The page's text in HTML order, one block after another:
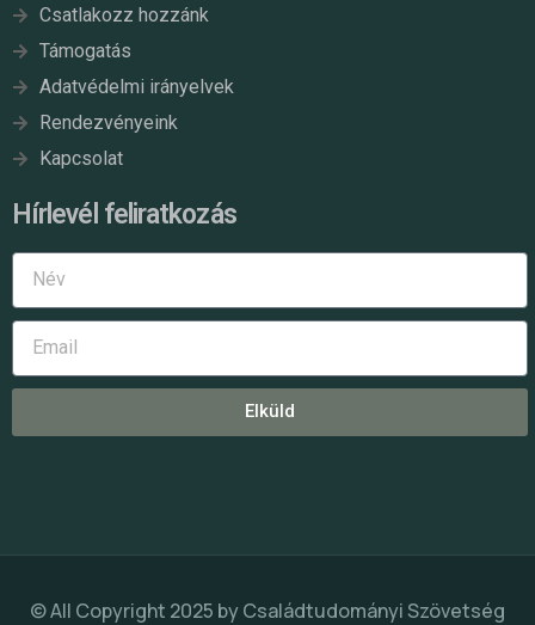
Csatlakozz hozzánk
Támogatás
Adatvédelmi irányelvek
Rendezvényeink
Kapcsolat
Hírlevél feliratkozás
Elküld
© All Copyright 2025 byCsaládtudományi Szövetség